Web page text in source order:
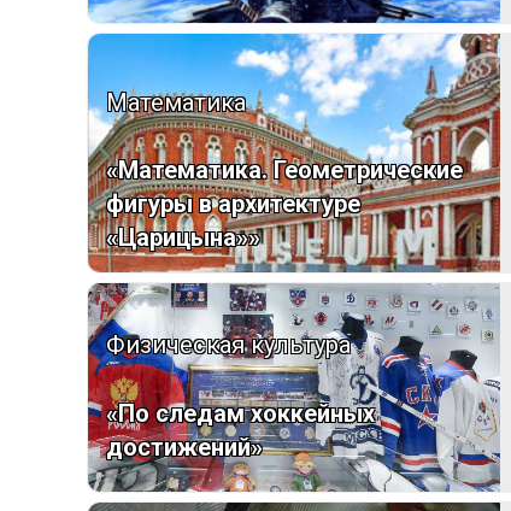
Математика
«Математика. Геометрические
фигуры в архитектуре
«Царицына»»
Физическая культура
«По следам хоккейных
достижений»